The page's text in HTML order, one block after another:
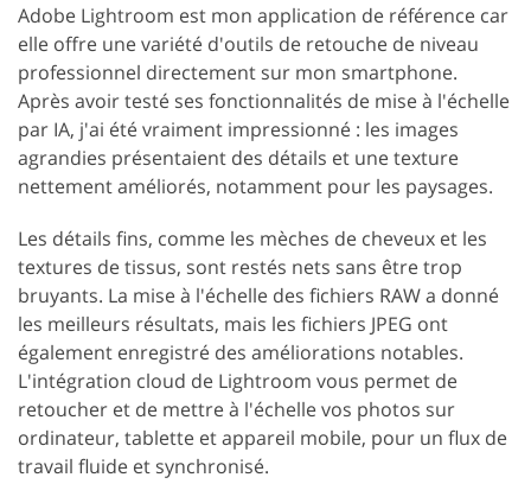
Adobe Lightroom est mon application de référence car
elle offre une variété d'outils de retouche de niveau
professionnel directement sur mon smartphone.
Après avoir testé ses fonctionnalités de mise à l'échelle
par IA, j'ai été vraiment impressionné : les images
agrandies présentaient des détails et une texture
nettement améliorés, notamment pour les paysages.
Les détails fins, comme les mèches de cheveux et les
textures de tissus, sont restés nets sans être trop
bruyants. La mise à l'échelle des fichiers RAW a donné
les meilleurs résultats, mais les fichiers JPEG ont
également enregistré des améliorations notables.
L'intégration cloud de Lightroom vous permet de
retoucher et de mettre à l'échelle vos photos sur
ordinateur, tablette et appareil mobile, pour un flux de
travail fluide et synchronisé.